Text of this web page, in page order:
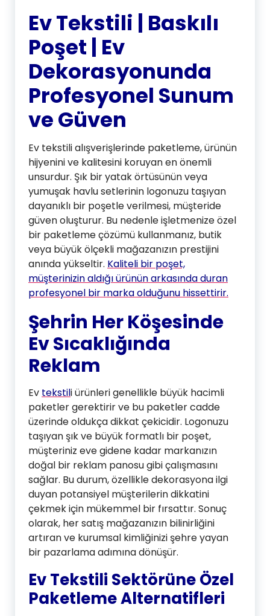
Ev Tekstili | Baskılı
Poşet | Ev
Dekorasyonunda
Profesyonel Sunum
ve Güven
Ev tekstili alışverişlerinde paketleme, ürünün
hijyenini ve kalitesini koruyan en önemli
unsurdur. Şık bir yatak örtüsünün veya
yumuşak havlu setlerinin logonuzu taşıyan
dayanıklı bir poşetle verilmesi, müşteride
güven oluşturur. Bu nedenle işletmenize özel
bir paketleme çözümü kullanmanız, butik
veya büyük ölçekli mağazanızın prestijini
anında yükseltir. Kaliteli bir poşet,
müşterinizin aldığı ürünün arkasında duran
profesyonel bir marka olduğunu hissettirir.
Şehrin Her Köşesinde
Ev Sıcaklığında
Reklam
Ev tekstili ürünleri genellikle büyük hacimli
paketler gerektirir ve bu paketler cadde
üzerinde oldukça dikkat çekicidir. Logonuzu
taşıyan şık ve büyük formatlı bir poşet,
müşteriniz eve gidene kadar markanızın
doğal bir reklam panosu gibi çalışmasını
sağlar. Bu durum, özellikle dekorasyona ilgi
duyan potansiyel müşterilerin dikkatini
çekmek için mükemmel bir fırsattır. Sonuç
olarak, her satış mağazanızın bilinirliğini
artıran ve kurumsal kimliğinizi şehre yayan
bir pazarlama adımına dönüşür.
Ev Tekstili Sektörüne Özel
Paketleme Alternatifleri